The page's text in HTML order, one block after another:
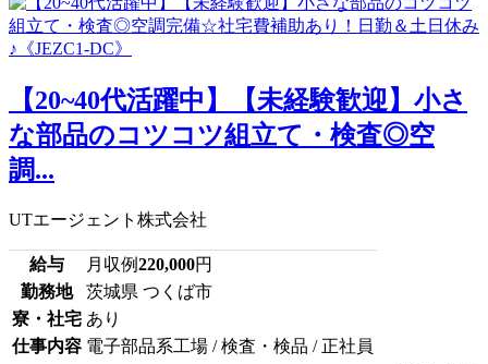
【20~40代活躍中】【未経験歓迎】小さ
な部品のコツコツ組立て・検査◎空
調...
UTエージェント株式会社
給与 月収例220,000円
勤務地
茨城県 つくば市
寮・社宅 あり
仕事内容 電子部品系工場 / 検査・検品 / 正社員